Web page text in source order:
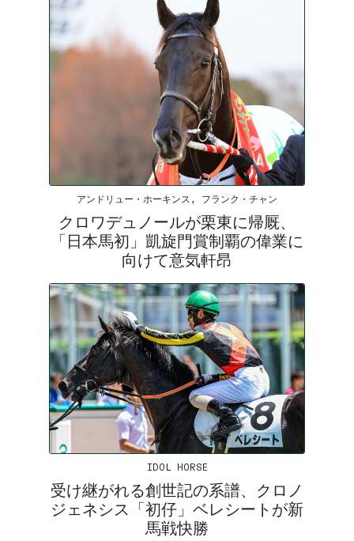
アンドリュー・ホーキンス, フランク・チャン
クロワデュノールが栗東に帰厩、
「日本馬初」凱旋門賞制覇の偉業に
向けて意気軒昂
IDOL HORSE
受け継がれる創世記の系譜、クロノ
ジェネシス「初仔」ベレシートが新
馬戦快勝